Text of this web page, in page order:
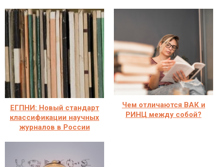
ЕГПНИ: Новый стандарт
классификации научных
журналов в России
Чем отличаются ВАК и
РИНЦ между собой?